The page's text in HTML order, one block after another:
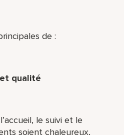
de :
qualité
le suivi et le
soient chaleureux,